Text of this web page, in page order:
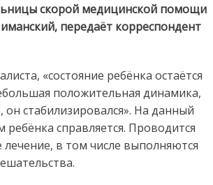
есть
врач
скорой медицинской помощи
передаёт корреспондент
«состояние ребёнка остаётся
положительная динамика,
стабилизировался». На данный
справляется. Проводится
лечение, в том числе выполняются